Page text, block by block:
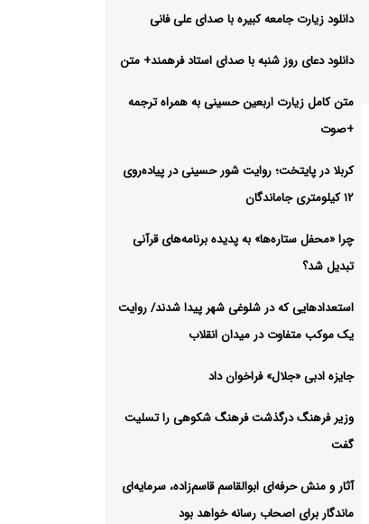
دانلود زیارت جامعه کبیره با صدای علی فانی
دانلود دعای روز شنبه با صدای استاد فرهمند+ متن
متن کامل زیارت اربعین حسینی به همراه ترجمه
+صوت
کربلا در پایتخت؛ روایت شور حسینی در پیاده‌روی
۱۲ کیلومتری جاماندگان
چرا «محفل ستاره‌ها» به پدیده برنامه‌های قرآنی
تبدیل شد؟
استعدادهایی که در شلوغی شهر پیدا شدند/ روایت
یک موکب متفاوت در میدان انقلاب
جایزه ادبی «جلال» فراخوان داد
وزیر فرهنگ درگذشت فرهنگ شکوهی را تسلیت
گفت
آثار و منش حرفه‌ای ابوالقاسم قاسم‌زاده، سرمایه‌ای
ماندگار برای اصحاب رسانه خواهد بود